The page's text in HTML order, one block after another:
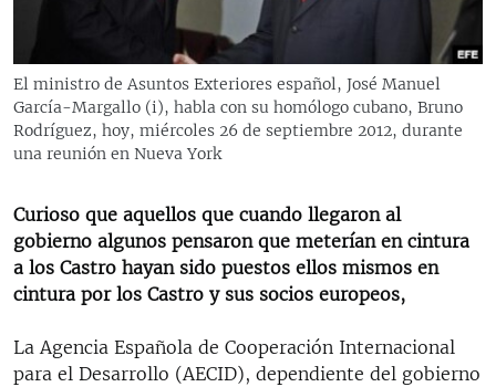
RADIO MARTÍ
ESPECIALES
ESPECIALES
LA REALIDAD DE LA VIVIENDA EN CUBA
KENTU-CUBANO
LOS SANTOS DE HIALEAH
DESINFORMACIÓN RUSA EN AMÉRICA LATINA
LA INVASIÓN DE RUSIA A UCRANIA
MULTIMEDIA
EDITORIALES
El ministro de Asuntos Exteriores español, José Manuel
García-Margallo (i), habla con su homólogo cubano, Bruno
Rodríguez, hoy, miércoles 26 de septiembre 2012, durante
una reunión en Nueva York
Curioso que aquellos que cuando llegaron al
gobierno algunos pensaron que meterían en cintura
a los Castro hayan sido puestos ellos mismos en
cintura por los Castro y sus socios europeos,
La Agencia Española de Cooperación Internacional
para el Desarrollo (AECID), dependiente del gobierno